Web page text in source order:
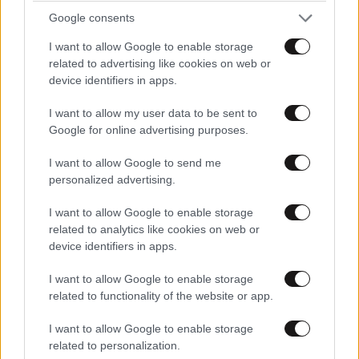
Google consents
I want to allow Google to enable storage
related to advertising like cookies on web or
device identifiers in apps.
I want to allow my user data to be sent to
Google for online advertising purposes.
I want to allow Google to send me
personalized advertising.
I want to allow Google to enable storage
related to analytics like cookies on web or
device identifiers in apps.
I want to allow Google to enable storage
related to functionality of the website or app.
I want to allow Google to enable storage
related to personalization.
συμμετοχή περισσότερων από 1.600 εθελοντών από
όλους τους κλάδους των Ενόπλων Δυνάμεων,
απομακρύνοντας πάνω από 45 τόνους
απορριμμάτων από την ευαίσθητη ακτογραμμή των
νησιών μας.
έδρασαν για έναν κοινό σκοπό. Αυτή είναι η
απόδειξη πως οι ουσιαστικές συνέργειες χτίζονται
στο πεδίο της δράσης, εκεί όπου μετουσιώνονται σε
πραγματικό αποτέλεσμα και υλοποιούνται με
σεβασμό, επαγγελματισμό και αίσθημα καθήκοντος.
Ο ιδρυτής μας, Αθανάσιος Λασκαρίδης, πιστεύει
Δυνάμεων και αυτό αποτυπώνεται σταθερά από τις
στοχευμένες δωρεές του.